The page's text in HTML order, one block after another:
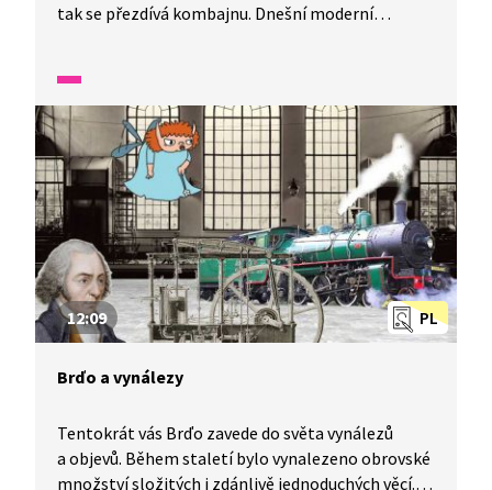
tak se přezdívá kombajnu. Dnešní moderní
Představte si, že zvládnou i vypočítat, kolik obilí
sklidily. Divíte se? No, Jonáš s Karlem se divili taky.
PL
12:09
Brďo a vynálezy
Tentokrát vás Brďo zavede do světa vynálezů
a objevů. Během staletí bylo vynalezeno obrovské
množství složitých i zdánlivě jednoduchých věcí.